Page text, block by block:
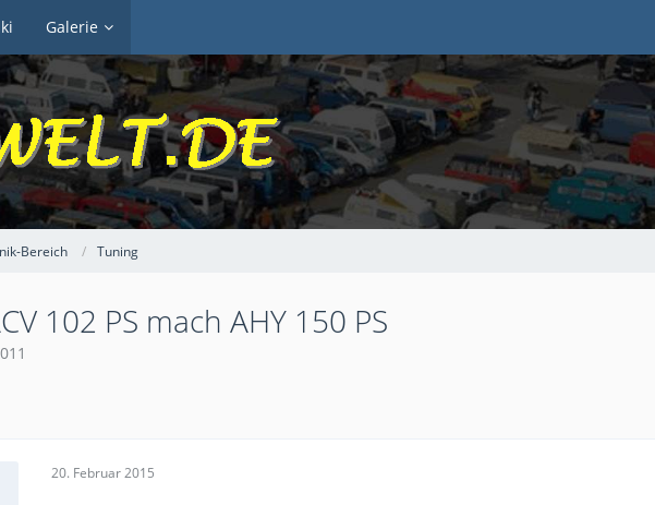
Galerie
Bereich Tuning
102 PS mach AHY 150 PS
20. Februar 2015